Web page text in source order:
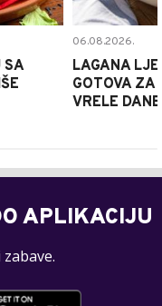
SA
06.08.2026.
LAGANA
GOTOVA ZA
VRELE DANE
APLIKACIJU